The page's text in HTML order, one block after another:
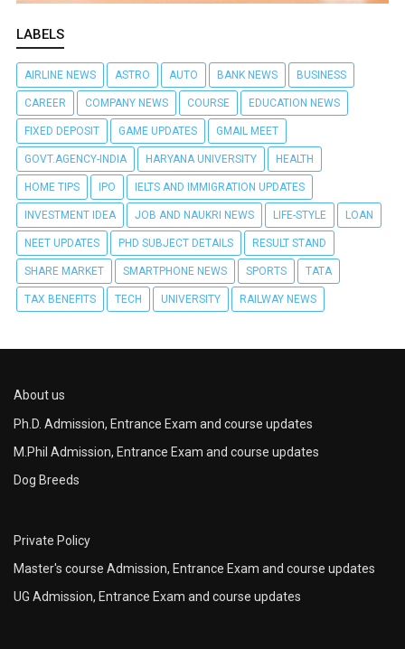
LABELS
AIRLINE NEWS ASTRO AUTO BANK NEWS BUSINESS
CAREER COMPANY NEWS COURSE EDUCATION NEWS
FIXED DEPOSIT GAME UPDATES GMAIL MEET
GOVT.AGENCY-INDIA HARYANA UNIVERSITY HEALTH
HOME TIPS IPO IELTS AND IMMIGRATION UPDATES
INVESTMENT IDEA JOB AND NAUKRI NEWS LIFE-STYLE LOAN
NEET UPDATES PHD SUBJECT DETAILS RESULT STAND
SHARE MARKET SMARTPHONE NEWS SPORTS TATA
TAX BENEFITS TECH UNIVERSITY RAILWAY NEWS
About us
Ph.D. Admission, Entrance Exam and course updates
M.Phil Admission, Entrance Exam and course updates
Dog Breeds
Private Policy
Master's course Admission, Entrance Exam and course updates
UG Admission, Entrance Exam and course updates